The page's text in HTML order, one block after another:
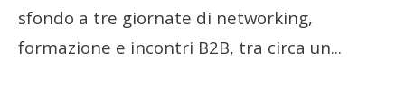
sfondo a tre giornate di networking,
formazione e incontri B2B, tra circa un...